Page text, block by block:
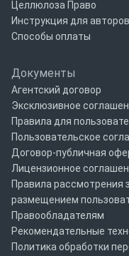
Целлюлоза Право
Инструкция для авторов
Способы оплаты
Документы
Агентский договор
Эксклюзивное
Правила для
Пользовательское
Договор-публичная
Лицензионное
Правила рассмотрения
размещением
Правообладателям
Рекомендательные
Политика обработки